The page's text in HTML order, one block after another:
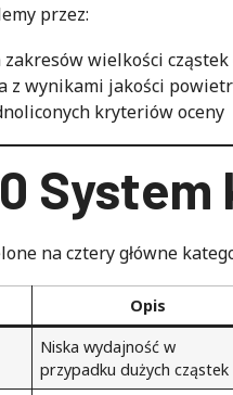
przez:
wielkości
z wynikami jakości
kryteriów oceny
na cztery główne
Opis
Niska wydajność w
przypadku dużych cząstek